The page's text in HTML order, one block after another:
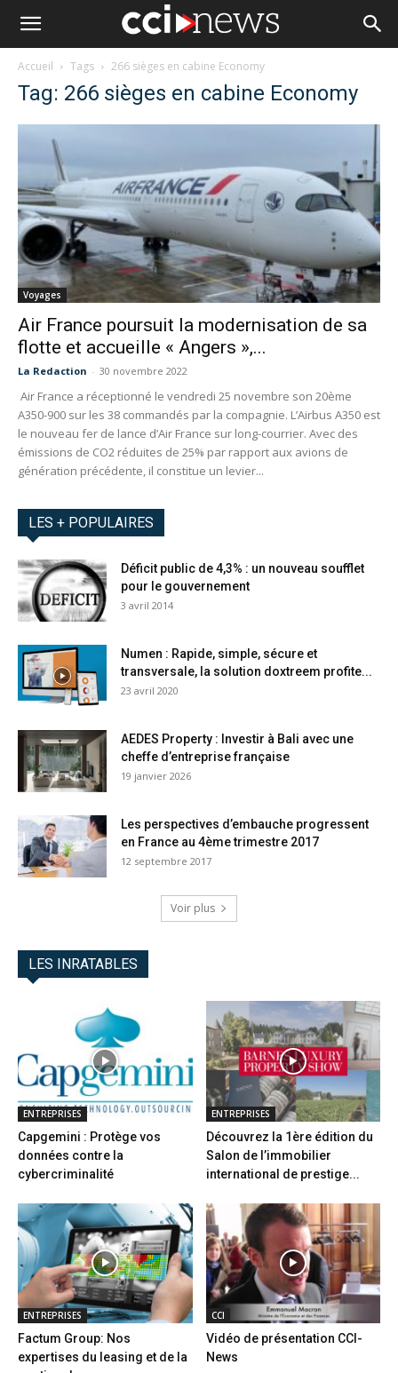
Accueil Tags 266 sièges en cabine Economy
Tag: 266 sièges en cabine Economy
Voyages
Air France poursuit la modernisation de sa
flotte et accueille « Angers »,...
La Redaction - 30 novembre 2022
Air France a réceptionné le vendredi 25 novembre son 20ème
A350-900 sur les 38 commandés par la compagnie. L’Airbus A350 est
le nouveau fer de lance d’Air France sur long-courrier. Avec des
émissions de CO2 réduites de 25% par rapport aux avions de
génération précédente, il constitue un levier...
LES + POPULAIRES
Déficit public de 4,3% : un nouveau soufflet
pour le gouvernement
3 avril 2014
Numen : Rapide, simple, sécure et
transversale, la solution doxtreem profite...
23 avril 2020
AEDES Property : Investir à Bali avec une
cheffe d’entreprise française
19 janvier 2026
Les perspectives d’embauche progressent
en France au 4ème trimestre 2017
12 septembre 2017
Voir plus
LES INRATABLES
ENTREPRISES
Capgemini : Protège vos
données contre la
cybercriminalité
ENTREPRISES
Découvrez la 1ère édition du
Salon de l’immobilier
international de prestige...
ENTREPRISES
Factum Group: Nos
expertises du leasing et de la
CCI
Vidéo de présentation CCI-
News